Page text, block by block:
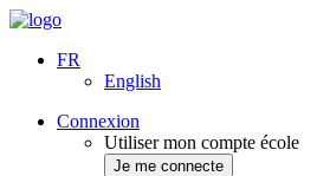
FR
English
Connexion
Utiliser mon compte école
Je me connecte